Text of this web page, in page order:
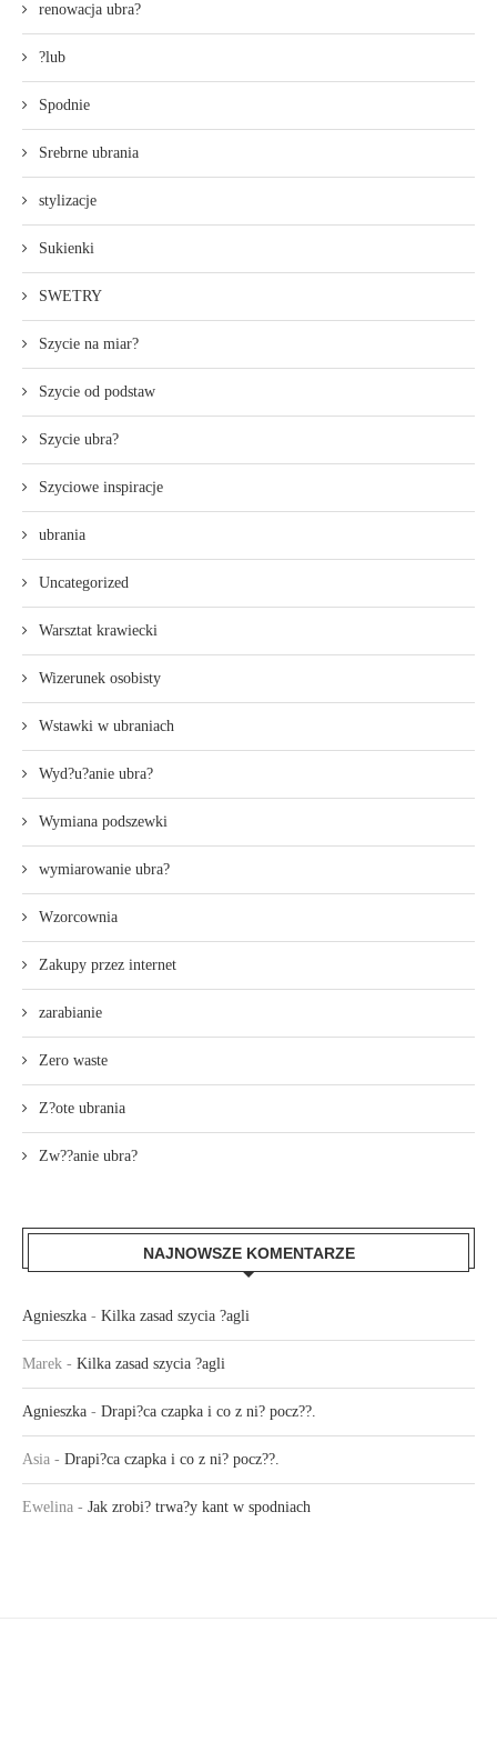
renowacja ubra?
?lub
Spodnie
Srebrne ubrania
stylizacje
Sukienki
SWETRY
Szycie na miar?
Szycie od podstaw
Szycie ubra?
Szyciowe inspiracje
ubrania
Uncategorized
Warsztat krawiecki
Wizerunek osobisty
Wstawki w ubraniach
Wyd?u?anie ubra?
Wymiana podszewki
wymiarowanie ubra?
Wzorcownia
Zakupy przez internet
zarabianie
Zero waste
Z?ote ubrania
Zw??anie ubra?
NAJNOWSZE KOMENTARZE
Agnieszka - Kilka zasad szycia ?agli
Marek - Kilka zasad szycia ?agli
Agnieszka - Drapi?ca czapka i co z ni? pocz??.
Asia - Drapi?ca czapka i co z ni? pocz??.
Ewelina - Jak zrobi? trwa?y kant w spodniach